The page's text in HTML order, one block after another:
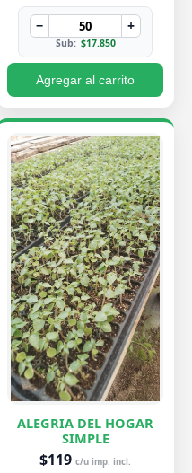
− +
Sub: $17.850
Agregar al carrito
ALEGRIA DEL HOGAR
SIMPLE
$119 c/u imp. incl.